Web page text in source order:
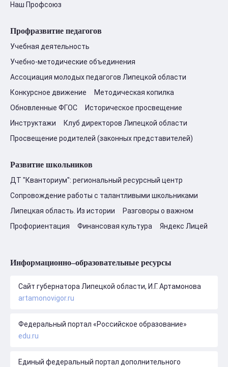
Наш Профсоюз
Профразвитие педагогов
Учебная деятельность
Учебно-методические объединения
Ассоциация молодых педагогов Липецкой области
Конкурсное движение
Методическая копилка
Обновленные ФГОС
Историческое просвещение
Инструктажи
Клуб директоров Липецкой области
Просвещение родителей (законных представителей)
Развитие школьников
ДТ "Кванториум": региональный ресурсный центр
Сопровождение работы с талантливыми школьниками
Липецкая область. Из истории
Разговоры о важном
Профориентация
Финансовая культура Яндекс Лицей
Информационно–образовательные ресурсы
Сайт губернатора Липецкой области, И.Г. Артамонова
artamonovigor.ru
Федеральный портал «Российское образование»
edu.ru
Единый федеральный портал дополнительного